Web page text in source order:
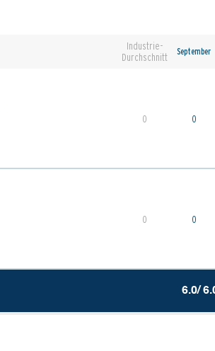
Industrie-
Durchschnitt
September
0 0
0 0
6.0/